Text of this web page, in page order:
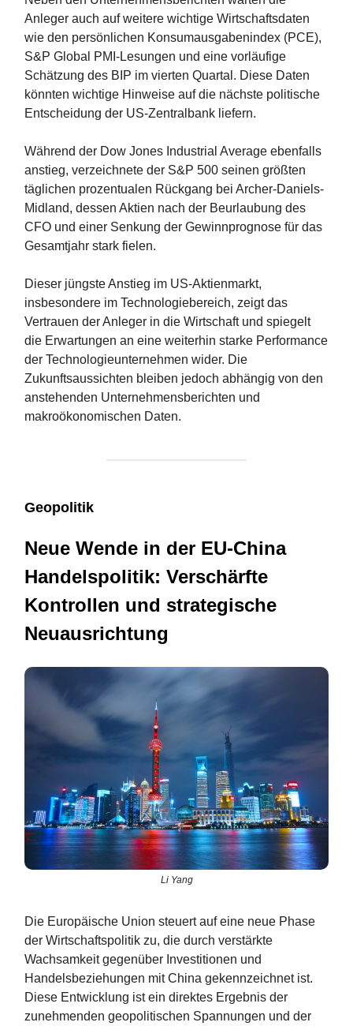
Anleger auch auf weitere wichtige Wirtschaftsdaten
wie den persönlichen Konsumausgabenindex (PCE),
S&P Global PMI-Lesungen und eine vorläufige
Schätzung des BIP im vierten Quartal. Diese Daten
könnten wichtige Hinweise auf die nächste politische
Entscheidung der US-Zentralbank liefern.
Während der Dow Jones Industrial Average ebenfalls
anstieg, verzeichnete der S&P 500 seinen größten
täglichen prozentualen Rückgang bei Archer-Daniels-
Midland, dessen Aktien nach der Beurlaubung des
CFO und einer Senkung der Gewinnprognose für das
Gesamtjahr stark fielen.
Dieser jüngste Anstieg im US-Aktienmarkt,
insbesondere im Technologiebereich, zeigt das
Vertrauen der Anleger in die Wirtschaft und spiegelt
die Erwartungen an eine weiterhin starke Performance
der Technologieunternehmen wider. Die
Zukunftsaussichten bleiben jedoch abhängig von den
anstehenden Unternehmensberichten und
makroökonomischen Daten​​​​.
Geopolitik
Neue Wende in der EU-China
Handelspolitik: Verschärfte
Kontrollen und strategische
Neuausrichtung
Li Yang
Die Europäische Union steuert auf eine neue Phase
der Wirtschaftspolitik zu, die durch verstärkte
Wachsamkeit gegenüber Investitionen und
Handelsbeziehungen mit China gekennzeichnet ist.
Diese Entwicklung ist ein direktes Ergebnis der
zunehmenden geopolitischen Spannungen und der